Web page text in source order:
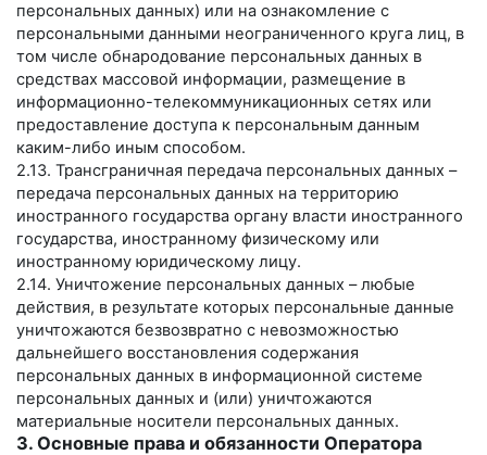
персональных данных) или на ознакомление с
персональными данными неограниченного круга лиц, в
том числе обнародование персональных данных в
средствах массовой информации, размещение в
информационно-телекоммуникационных сетях или
предоставление доступа к персональным данным
каким-либо иным способом.
2.13. Трансграничная передача персональных данных –
передача персональных данных на территорию
иностранного государства органу власти иностранного
государства, иностранному физическому или
иностранному юридическому лицу.
2.14. Уничтожение персональных данных – любые
действия, в результате которых персональные данные
уничтожаются безвозвратно с невозможностью
дальнейшего восстановления содержания
персональных данных в информационной системе
персональных данных и (или) уничтожаются
материальные носители персональных данных.
3. Основные права и обязанности Оператора